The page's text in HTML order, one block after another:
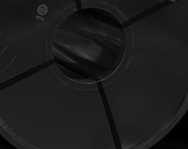
솔루션을 제공합니다.
고객을 항상 최우선으로 생각하자를
모토로,
고객의 선호에 따른 맞춤형 제품을
생산하고 있습니다.